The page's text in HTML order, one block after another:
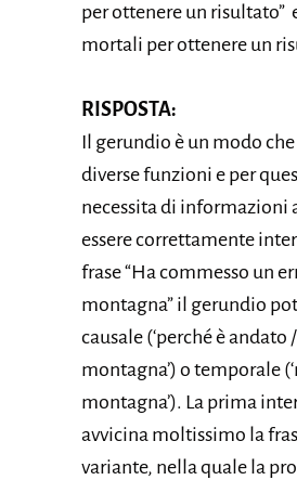
per ottenere un risultato”
mortali per ottenere un
RISPOSTA:
Il gerundio è un modo
diverse funzioni e per
necessita di informazioni
essere correttamente
frase “Ha commesso un
montagna” il gerundio
causale (‘perché è andato
montagna’) o temporale
montagna’). La prima
avvicina moltissimo la
variante, nella quale la